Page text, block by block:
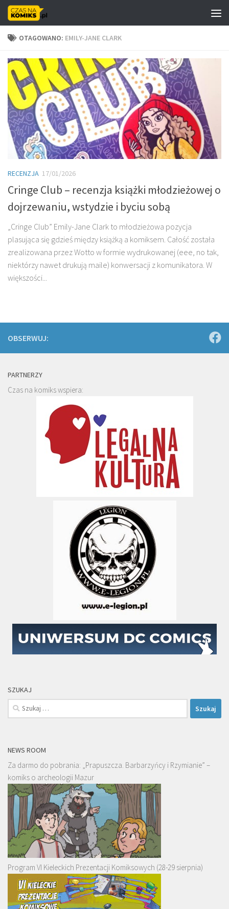
Skip to content
OTAGOWANO: EMILY-JANE CLARK
RECENZJA 17/01/2026
Cringe Club – recenzja książki młodzieżowej o
dojrzewaniu, wstydzie i byciu sobą
„Cringe Club” Emily-Jane Clark to młodzieżowa pozycja
plasująca się gdzieś między książką a komiksem. Całość została
zrealizowana przez Wotto w formie wydrukowanej (eee, no tak,
niektórzy nawet drukują maile) konwersacji z komunikatora. W
większości...
OBSERWUJ:
PARTNERZY
Czas na komiks wspiera:
SZUKAJ
Szukaj:
NEWS ROOM
Za darmo do pobrania: „Prapuszcza. Barbarzyńcy i Rzymianie” –
komiks o archeologii Mazur
Program VI Kieleckich Prezentacji Komiksowych (28-29 sierpnia)